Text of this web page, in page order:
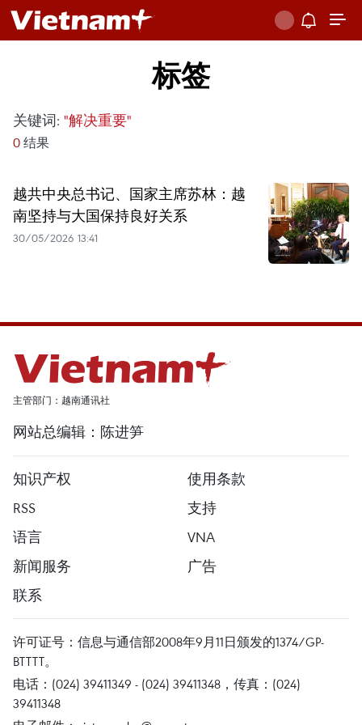
标签
关键词: "解决重要"
0 结果
越共中央总书记、国家主席苏林：越
南坚持与大国保持良好关系
30/05/2026 13:41
主管部门：越南通讯社
网站总编辑：陈进笋
知识产权
使用条款
RSS
支持
语言
VNA
新闻服务
广告
联系
许可证号：信息与通信部2008年9月11日颁发的1374/GP-
BTTTT。
电话：(024) 39411349 - (024) 39411348，传真：(024)
39411348